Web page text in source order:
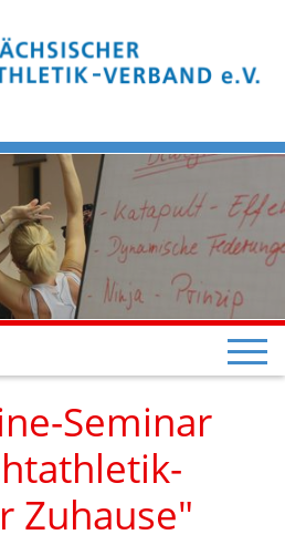
Seminar
Zuhause"